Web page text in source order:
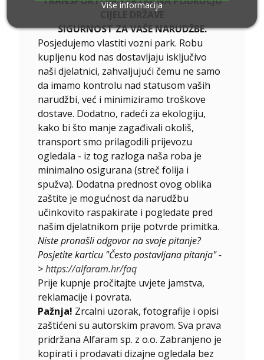
CIJELE DRŽAVE
SIGURNOST ZA VAŠE NARUDŽBE.
Posjedujemo vlastiti vozni park. Robu
kupljenu kod nas dostavljaju isključivo
naši djelatnici, zahvaljujući čemu ne samo
da imamo kontrolu nad statusom vaših
narudžbi, već i minimiziramo troškove
dostave. Dodatno, radeći za ekologiju,
kako bi što manje zagađivali okoliš,
transport smo prilagodili prijevozu
ogledala - iz tog razloga naša roba je
minimalno osigurana (streč folija i
spužva). Dodatna prednost ovog oblika
zaštite je mogućnost da narudžbu
učinkovito raspakirate i pogledate pred
našim djelatnikom prije potvrde primitka.
Niste pronašli odgovor na svoje pitanje?
Posjetite karticu "Često postavljana pitanja" -
>https://alfaram.hr/faq
Prije kupnje pročitajte uvjete jamstva,
reklamacije i povrata.
Pažnja! Zrcalni uzorak, fotografije i opisi
zaštićeni su autorskim pravom. Sva prava
pridržana Alfaram sp. z o.o. Zabranjeno je
kopirati i prodavati dizajne ogledala bez
Više informacija